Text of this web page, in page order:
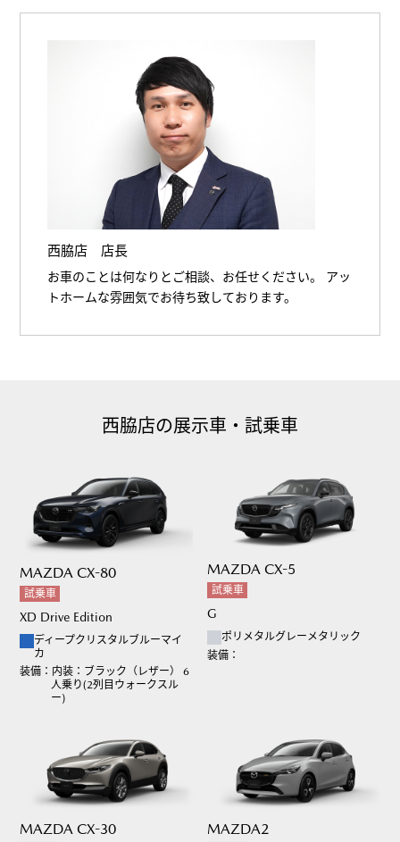
西脇店 店長
お車のことは何なりとご相談、お任せください。 アッ
トホームな雰囲気でお待ち致しております。
西脇店の展示車・試乗車
MAZDA CX-80
試乗車
XD Drive Edition
ディープクリスタルブルーマイ
カ
装備： 内装：ブラック（レザー） 6
人乗り(2列目ウォークスル
ー)
MAZDA CX-5
試乗車
G
ポリメタルグレーメタリック
装備：
MAZDA CX-30 MAZDA2